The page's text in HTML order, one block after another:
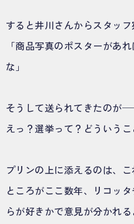
すると井川さんからスタッ
「商品写真のポスターがあ
な」
そうして送られてきたのが
えっ？選挙って？どういう
プリンの上に添えるのは、
ところがここ数年、リコッ
らが好きかで意見が分かれ